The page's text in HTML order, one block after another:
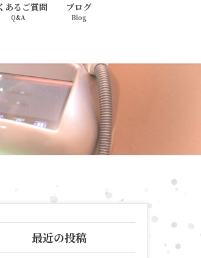
あるご質問
Q&A
ブログ
Blog
最近の投稿